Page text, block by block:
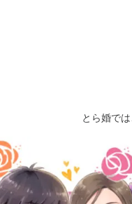
とら婚で